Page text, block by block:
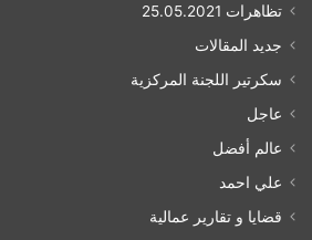
تظاهرات 25.05.2021
جديد المقالات
سكرتير اللجنة المركزية
عاجل
عالم أفضل
علي احمد
قضايا و تقارير عمالية